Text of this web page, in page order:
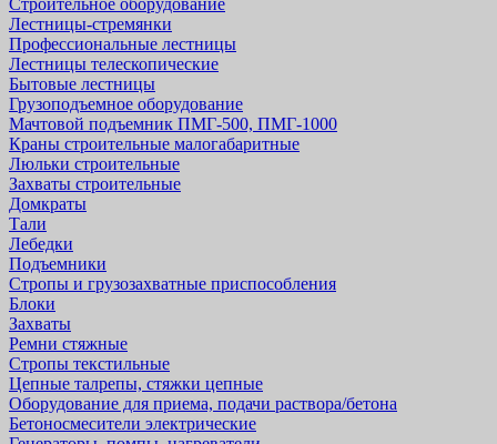
Строительное оборудование
Лестницы-стремянки
Профессиональные лестницы
Лестницы телескопические
Бытовые лестницы
Грузоподъемное оборудование
Мачтовой подъемник ПМГ-500, ПМГ-1000
Краны строительные малогабаритные
Люльки строительные
Захваты строительные
Домкраты
Тали
Лебедки
Подъемники
Стропы и грузозахватные приспособления
Блоки
Захваты
Ремни стяжные
Стропы текстильные
Цепные талрепы, стяжки цепные
Оборудование для приема, подачи раствора/бетона
Бетоносмесители электрические